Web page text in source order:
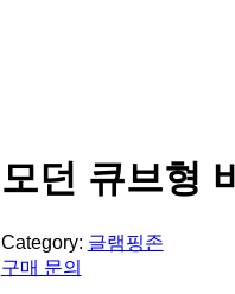
모던 큐브형
Category: 글램핑존
구매 문의